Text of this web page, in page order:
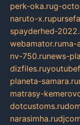
perk-oka.rug-
naruto-x.ru
spayderhed-
webamator.ruma-
nv-750.runews-
dizfiles.ru
planeta-samara.ru
matrasy-
dotcustoms.ru
narasimha.ru